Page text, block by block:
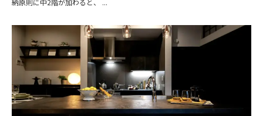
納原則に中2階が加わると、 ...